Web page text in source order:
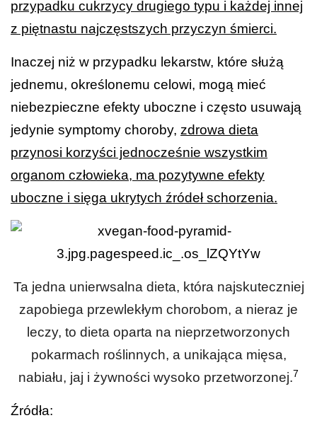
przypadku cukrzycy drugiego typu i każdej innej
z piętnastu najczęstszych przyczyn śmierci.
Inaczej niż w przypadku lekarstw, które służą
jednemu, określonemu celowi, mogą mieć
niebezpieczne efekty uboczne i często usuwają
jedynie symptomy choroby, zdrowa dieta
przynosi korzyści jednocześnie wszystkim
organom człowieka, ma pozytywne efekty
uboczne i sięga ukrytych źródeł schorzenia.
Ta jedna unierwsalna dieta, która najskuteczniej
zapobiega przewlekłym chorobom, a nieraz je
leczy, to dieta oparta na nieprzetworzonych
pokarmach roślinnych, a unikająca mięsa,
nabiału, jaj i żywności wysoko przetworzonej.7
Źródła: